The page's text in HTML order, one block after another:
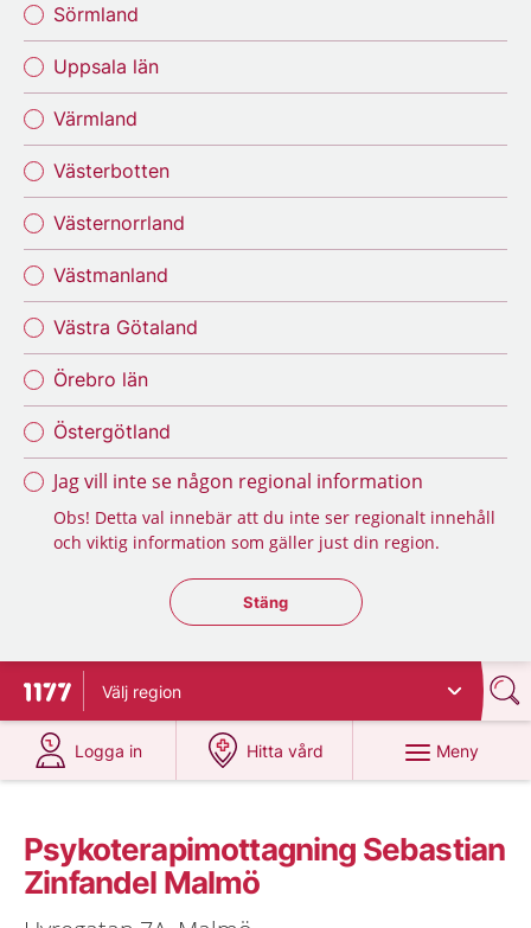
Sörmland
Uppsala län
Värmland
Västerbotten
Västernorrland
Västmanland
Västra Götaland
Örebro län
Östergötland
Jag vill inte se någon regional information
Obs! Detta val innebär att du inte ser regionalt innehåll
och viktig information som gäller just din region.
Stäng regionsväljaren
Stäng
Till startsidan för 1177
Välj region
Logga in
på 1177.se
Hitta vård
på 1177.se
Meny
Psykoterapimottagning Sebastian
Zinfandel Malmö